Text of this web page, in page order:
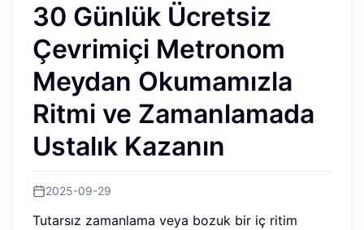
30 Günlük Ücretsiz
Çevrimiçi Metronom
Meydan Okumamızla
Ritmi ve Zamanlamada
Ustalık Kazanın
2025-09-29
Tutarsız zamanlama veya bozuk bir iç ritim